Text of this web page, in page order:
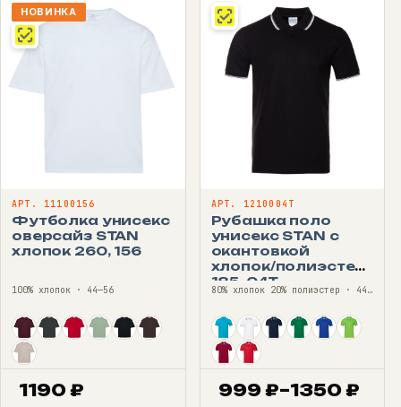
НОВИНКА
АРТ. 11100156
Футболка унисекс
оверсайз STAN
хлопок 260, 156
100% хлопок · 44—56
1190 ₽
АРТ. 1210004T
Рубашка поло
унисекс STAN с
окантовкой
хлопок/полиэстер
185, 04T
80% хлопок 20% полиэстер · 44—60
999₽–1350 ₽
Диапазон